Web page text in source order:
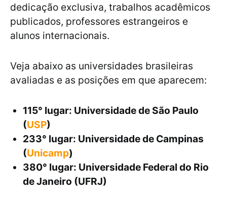
dedicação exclusiva, trabalhos acadêmicos
publicados, professores estrangeiros e
alunos internacionais.
Veja abaixo as universidades brasileiras
avaliadas e as posições em que aparecem:
115° lugar: Universidade de São Paulo
(USP)
233° lugar: Universidade de Campinas
(Unicamp)
380° lugar: Universidade Federal do Rio
de Janeiro (UFRJ)